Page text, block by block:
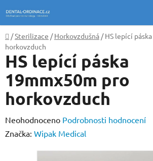
na
obsah
Domů
/Sterilizace / Horkovzdušná / HS lepící
horkovzduch
HS lepící páska
19mmx50m pro
horkovzduch
Průměrné
hodnocení
Neohodnoceno Podrobnosti hodnocení
Značka: Wipak Medical